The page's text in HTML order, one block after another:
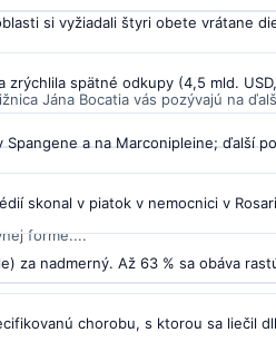
si vyžiadali štyri obete vrátane
zrýchlila spätné odkupy (4,5 mld.
a na Marconipleine; ďalší
skonal v piatok v nemocnici v
za nadmerný. Až 63 % sa obáva
chorobu, s ktorou sa liečil
Jána Bocatia vás pozývajú na
forme....